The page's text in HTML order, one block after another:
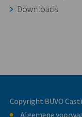
Downloads
Copyright BUVO
Algemene